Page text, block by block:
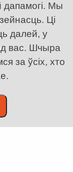
дапамогі. Мы
Ці
далей, у
вас. Шчыра
за ўсіх, хто